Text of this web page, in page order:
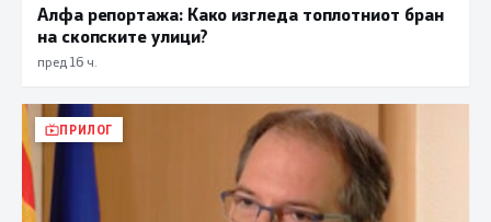
Алфа репортажа: Како изгледа топлотниот бран
на скопските улици?
пред 16 ч.
ПРИЛОГ